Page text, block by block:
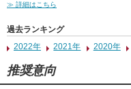
≫ 詳細はこちら
過去ランキング
2022年
2021年 2020年
推奨意向